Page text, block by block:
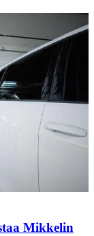
Mikkelin